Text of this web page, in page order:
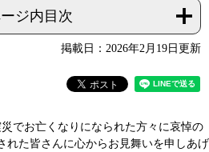
ジ内目次
掲載日：2026年2月19日更新
でお亡くなりになられた方々に哀悼の
れた皆さんに心からお見舞いを申しあげ